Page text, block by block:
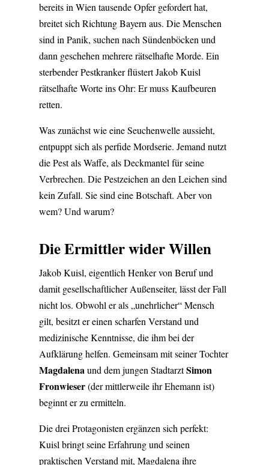
bereits in Wien tausende Opfer gefordert hat,
breitet sich Richtung Bayern aus. Die Menschen
sind in Panik, suchen nach Sündenböcken und
dann geschehen mehrere rätselhafte Morde. Ein
sterbender Pestkranker flüstert Jakob Kuisl
rätselhafte Worte ins Ohr: Er muss Kaufbeuren
retten.
Was zunächst wie eine Seuchenwelle aussieht,
entpuppt sich als perfide Mordserie. Jemand nutzt
die Pest als Waffe, als Deckmantel für seine
Verbrechen. Die Pestzeichen an den Leichen sind
kein Zufall. Sie sind eine Botschaft. Aber von
wem? Und warum?
Die Ermittler wider Willen
Jakob Kuisl, eigentlich Henker von Beruf und
damit gesellschaftlicher Außenseiter, lässt der Fall
nicht los. Obwohl er als „unehrlicher“ Mensch
gilt, besitzt er einen scharfen Verstand und
medizinische Kenntnisse, die ihm bei der
Aufklärung helfen. Gemeinsam mit seiner Tochter
Magdalena und dem jungen StadtarztSimon
Fronwieser(der mittlerweile ihr Ehemann ist)
beginnt er zu ermitteln.
Die drei Protagonisten ergänzen sich perfekt:
Kuisl bringt seine Erfahrung und seinen
praktischen Verstand mit, Magdalena ihre